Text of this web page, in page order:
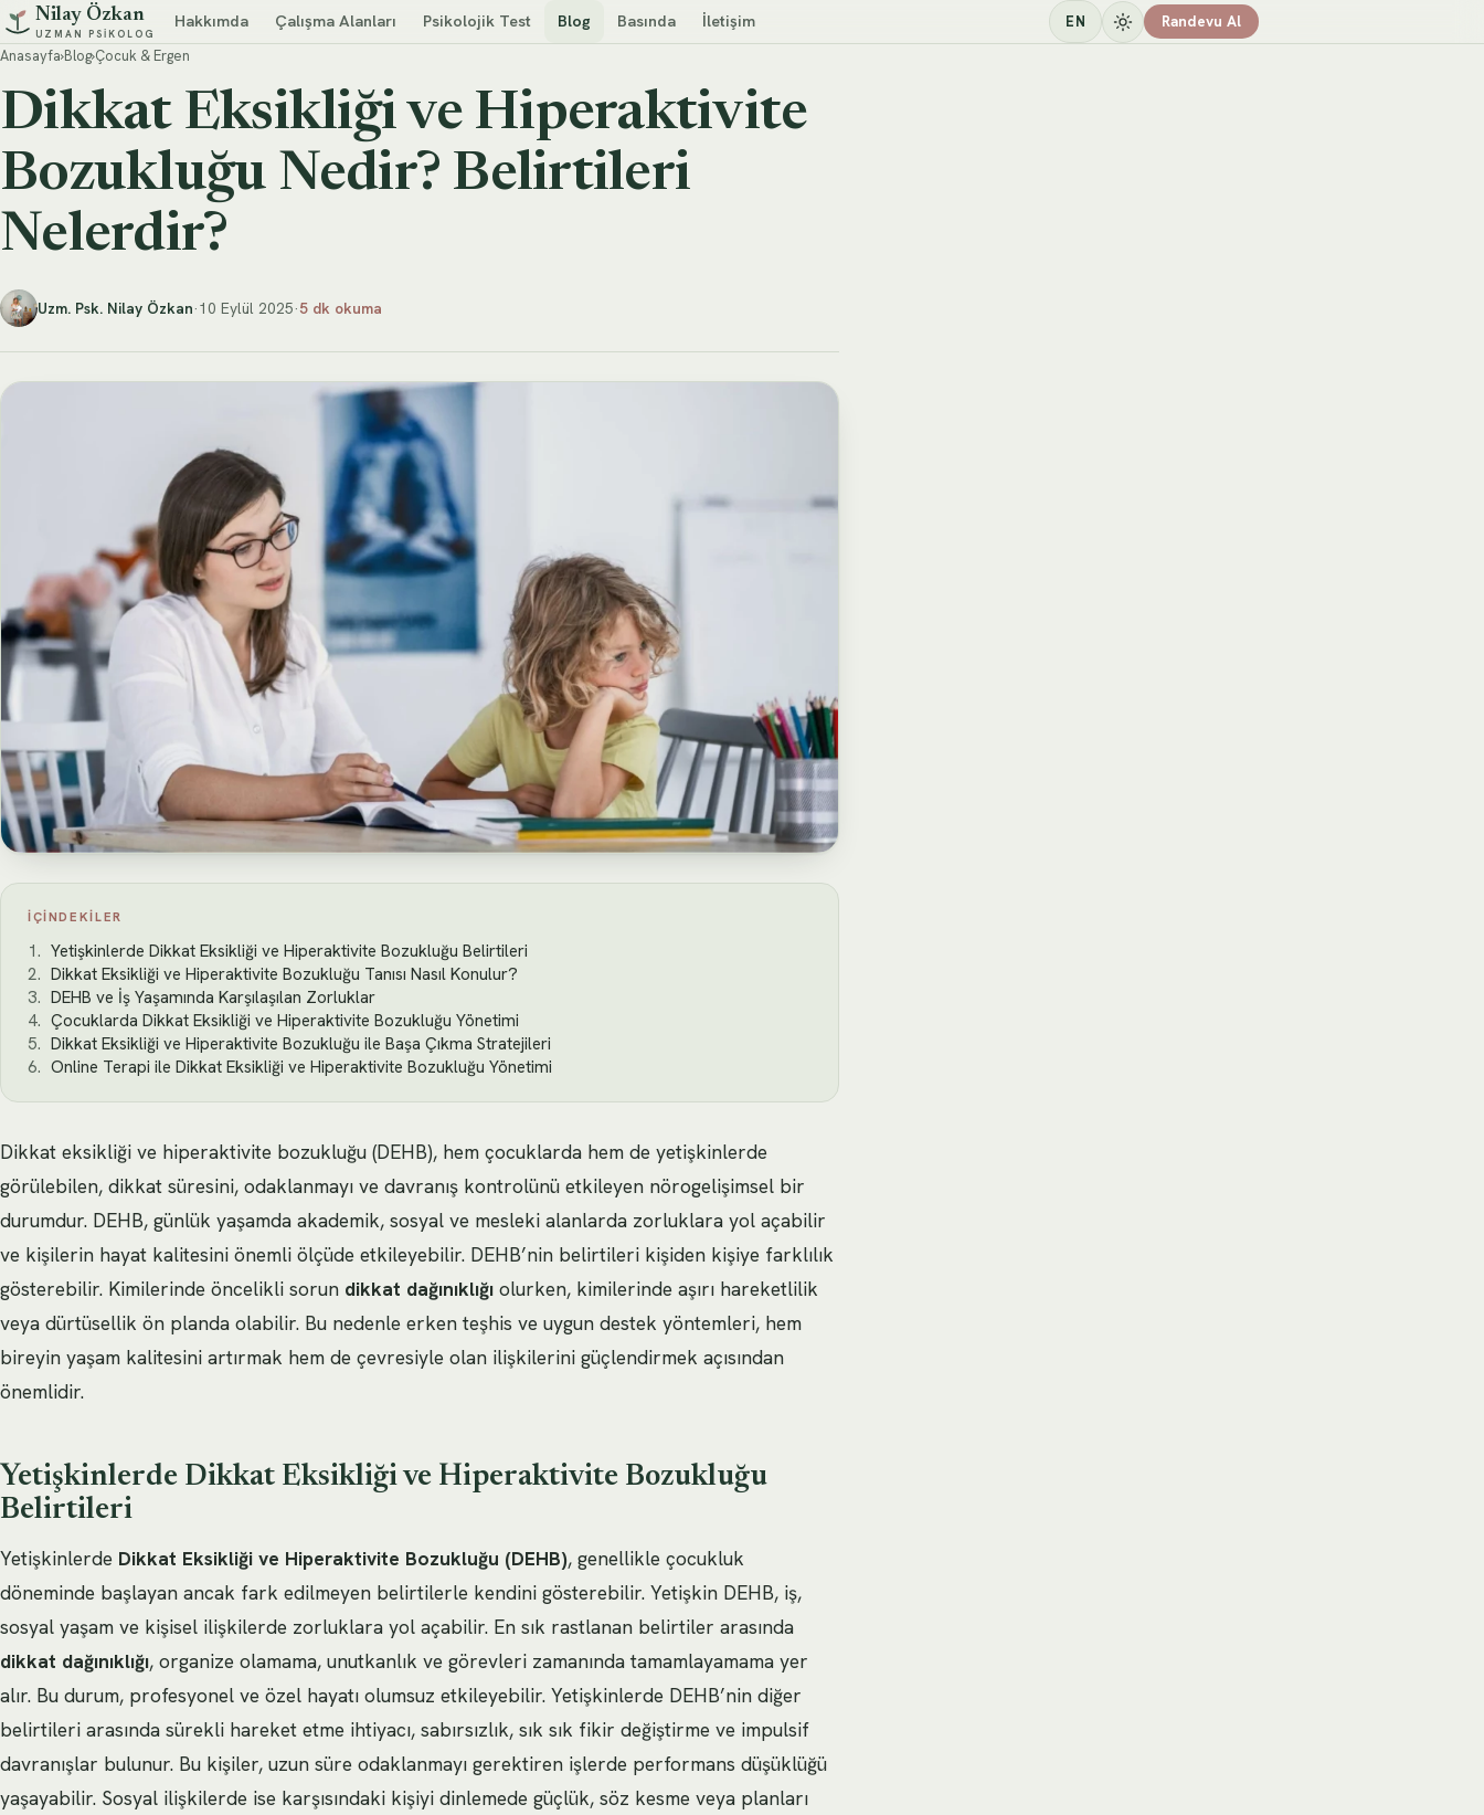
Nilay Özkan
UZMAN PSIKOLOG
Hakkımda Çalışma Alanları Psikolojik Test Blog Basında İletişim EN
Randevu Al
Anasayfa›Blog›Çocuk & Ergen
Dikkat Eksikliği ve Hiperaktivite
Bozukluğu Nedir? Belirtileri
Nelerdir?
Uzm. Psk. Nilay Özkan·10 Eylül 2025·5 dk okuma
İÇINDEKILER
Yetişkinlerde Dikkat Eksikliği ve Hiperaktivite Bozukluğu Belirtileri
Dikkat Eksikliği ve Hiperaktivite Bozukluğu Tanısı Nasıl Konulur?
DEHB ve İş Yaşamında Karşılaşılan Zorluklar
Çocuklarda Dikkat Eksikliği ve Hiperaktivite Bozukluğu Yönetimi
Dikkat Eksikliği ve Hiperaktivite Bozukluğu ile Başa Çıkma Stratejileri
Online Terapi ile Dikkat Eksikliği ve Hiperaktivite Bozukluğu Yönetimi
Dikkat eksikliği ve hiperaktivite bozukluğu (DEHB), hem çocuklarda hem de yetişkinlerde
görülebilen, dikkat süresini, odaklanmayı ve davranış kontrolünü etkileyen nörogelişimsel bir
durumdur. DEHB, günlük yaşamda akademik, sosyal ve mesleki alanlarda zorluklara yol açabilir
ve kişilerin hayat kalitesini önemli ölçüde etkileyebilir. DEHB’nin belirtileri kişiden kişiye farklılık
gösterebilir. Kimilerinde öncelikli sorun dikkat dağınıklığı olurken, kimilerinde aşırı hareketlilik
veya dürtüsellik ön planda olabilir. Bu nedenle erken teşhis ve uygun destek yöntemleri, hem
bireyin yaşam kalitesini artırmak hem de çevresiyle olan ilişkilerini güçlendirmek açısından
önemlidir.
Yetişkinlerde Dikkat Eksikliği ve Hiperaktivite Bozukluğu
Belirtileri
Yetişkinlerde Dikkat Eksikliği ve Hiperaktivite Bozukluğu (DEHB), genellikle çocukluk
döneminde başlayan ancak fark edilmeyen belirtilerle kendini gösterebilir. Yetişkin DEHB, iş,
sosyal yaşam ve kişisel ilişkilerde zorluklara yol açabilir. En sık rastlanan belirtiler arasında
dikkat dağınıklığı, organize olamama, unutkanlık ve görevleri zamanında tamamlayamama yer
alır. Bu durum, profesyonel ve özel hayatı olumsuz etkileyebilir. Yetişkinlerde DEHB’nin diğer
belirtileri arasında sürekli hareket etme ihtiyacı, sabırsızlık, sık sık fikir değiştirme ve impulsif
davranışlar bulunur. Bu kişiler, uzun süre odaklanmayı gerektiren işlerde performans düşüklüğü
yaşayabilir. Sosyal ilişkilerde ise karşısındaki kişiyi dinlemede güçlük, söz kesme veya planları